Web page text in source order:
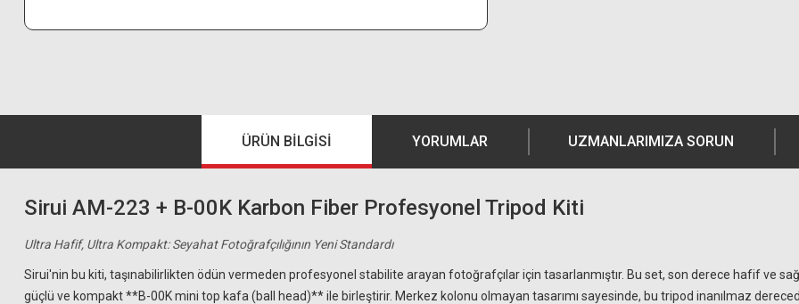
ÜRÜN BILGISI YORUMLAR UZMANLARIMIZA SORUN
Sirui AM-223 + B-00K Karbon Fiber Profesyonel Tripod Kiti
Ultra Hafif, Ultra Kompakt: Seyahat Fotoğrafçılığının Yeni Standardı
Sirui'nin bu kiti, taşınabilirlikten ödün vermeden profesyonel stabilite arayan fotoğrafçılar için tasarlanmıştır. Bu set, son derece hafif ve
güçlü ve kompakt **B-00K mini top kafa (ball head)** ile birleştirir. Merkez kolonu olmayan tasarımı sayesinde, bu tripod inanılmaz